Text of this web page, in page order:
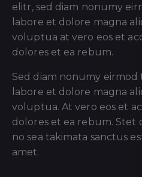
elitr, sed diam nonumy
labore et dolore magna
voluptua at vero eos et
dolores et ea rebum.
Sed diam nonumy
labore et dolore magna
voluptua. At vero eos et
dolores et ea rebum. Stet
no sea takimata sanctus
amet.